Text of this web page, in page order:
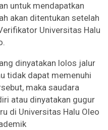
untuk mendapatkan
akan ditentukan setelah
Universitas Halu
dinyatakan lolos jalur
tidak dapat memenuhi
maka saudara
atau dinyatakan gugur
di Universitas Halu Oleo